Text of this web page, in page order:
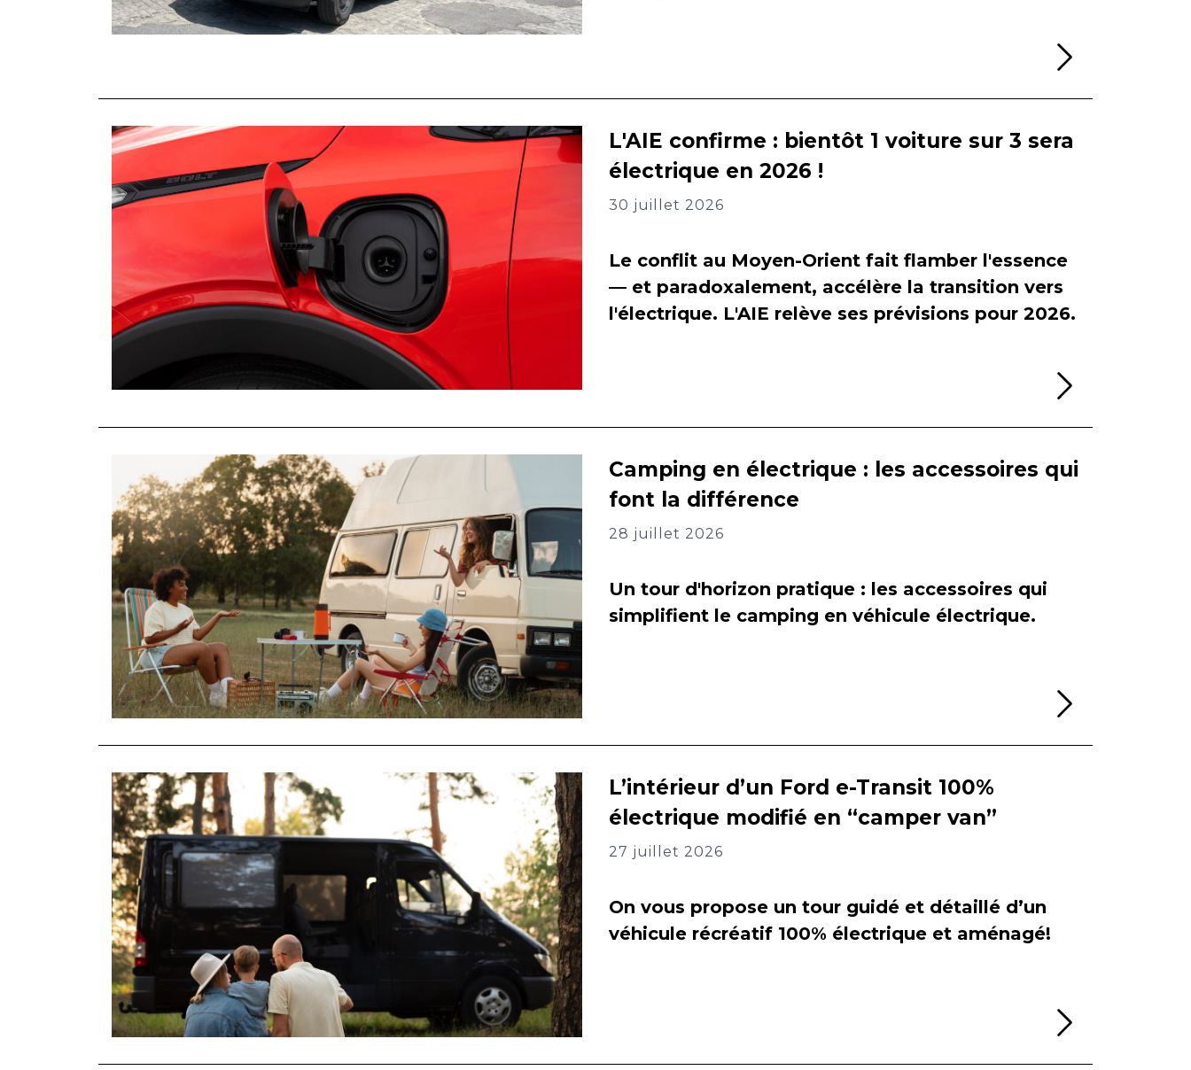
L'AIE confirme : bientôt 1 voiture sur 3 sera
électrique en 2026 !
30 juillet 2026
Le conflit au Moyen-Orient fait flamber l'essence
— et paradoxalement, accélère la transition vers
l'électrique. L'AIE relève ses prévisions pour 2026.
Camping en électrique : les accessoires qui
font la différence
28 juillet 2026
Un tour d'horizon pratique : les accessoires qui
simplifient le camping en véhicule électrique.
L’intérieur d’un Ford e-Transit 100%
électrique modifié en “camper van”
27 juillet 2026
On vous propose un tour guidé et détaillé d’un
véhicule récréatif 100% électrique et aménagé!